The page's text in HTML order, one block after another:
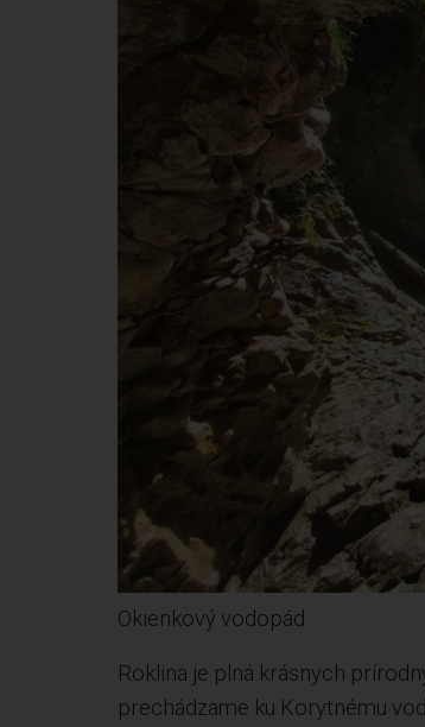
Okienkový vodopád
Roklina je plná krásnych
prechádzame ku Korytnému